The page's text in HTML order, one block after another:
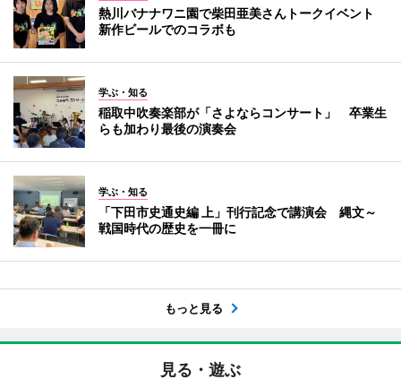
熱川バナナワニ園で柴田亜美さんトークイベント
新作ビールでのコラボも
学ぶ・知る
稲取中吹奏楽部が「さよならコンサート」 卒業生
らも加わり最後の演奏会
学ぶ・知る
「下田市史通史編 上」刊行記念で講演会 縄文～
戦国時代の歴史を一冊に
もっと見る
見る・遊ぶ